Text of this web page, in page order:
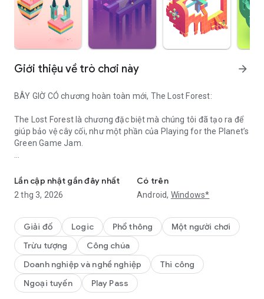
Giới thiệu về trò chơi này arrow_forward
BÂY GIỜ CÓ chương hoàn toàn mới, The Lost Forest:
The Lost Forest là chương đặc biệt mà chúng tôi đã tạo ra để
giúp bảo vệ cây cối, như một phần của Playing for the Planet’s
Green Game Jam.
hứng cho bạn ký vào bản kiến nghị Play4Forests và tuyên bố
mối quan tâm chung của chúng ta trong việc bảo tồn rừng.
cùng chúng tôi để giúp bảo tồn rừng của chúng ta!
====
Hướng dẫn một người mẹ và đứa con của cô ấy khi họ bắt đầu
cuộc hành trình qua kiến trúc kỳ diệu, khám phá những con
Lần cập nhật gần đây nhất
2 thg 3, 2026
Có trên
Android, Windows*
Giải đố Logic Phổ thông
Một người chơi
Trừu tượng
Công chúa
Doanh nghiệp và nghề nghiệp
Thi công
Ngoại tuyến
Play Pass